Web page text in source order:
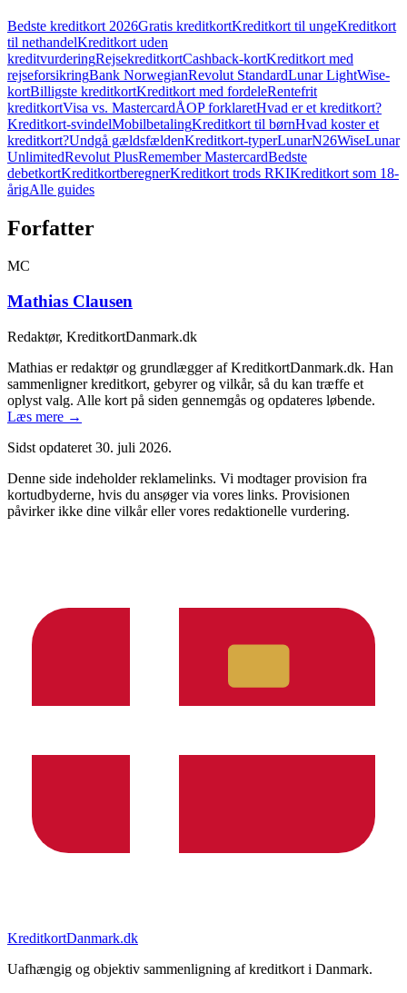
Bedste kreditkort 2026Gratis kreditkortKreditkort til ungeKreditkort
til nethandelKreditkort uden
kreditvurderingRejsekreditkortCashback-kortKreditkort med
rejseforsikringBank NorwegianRevolut StandardLunar LightWise-
kortBilligste kreditkortKreditkort med fordeleRentefrit
kreditkortVisa vs. MastercardÅOP forklaretHvad er et kreditkort?
Kreditkort-svindelMobilbetalingKreditkort til børnHvad koster et
kreditkort?Undgå gældsfældenKreditkort-typerLunarN26WiseLunar
UnlimitedRevolut PlusRemember MastercardBedste
debetkortKreditkortberegnerKreditkort trods RKIKreditkort som 18-
årigAlle guides
Forfatter
MC
Mathias Clausen
Redaktør, KreditkortDanmark.dk
Mathias er redaktør og grundlægger af KreditkortDanmark.dk. Han
sammenligner kreditkort, gebyrer og vilkår, så du kan træffe et
oplyst valg. Alle kort på siden gennemgås og opdateres løbende.
Læs mere →
Sidst opdateret 30. juli 2026.
Denne side indeholder reklamelinks. Vi modtager provision fra
kortudbyderne, hvis du ansøger via vores links. Provisionen
påvirker ikke dine vilkår eller vores redaktionelle vurdering.
KreditkortDanmark.dk
Uafhængig og objektiv sammenligning af kreditkort i Danmark.